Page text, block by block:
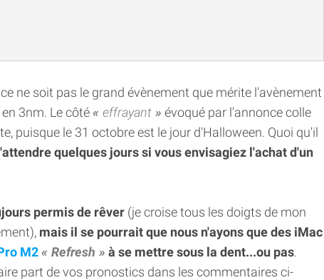
ne soit pas le grand évènement que mérite l'avènement
3nm. Le côté
effrayant
évoqué par l'annonce colle
puisque le 31 octobre est le jour d'Halloween. Quoi qu'il
quelques jours si vous envisagiez l'achat d'un
permis de rêver (je croise tous les doigts de mon
mais il se pourrait que nous n'ayons que des iMac
M2 Refresh à se mettre sous la dent...ou pas.
part de vos pronostics dans les commentaires ci-